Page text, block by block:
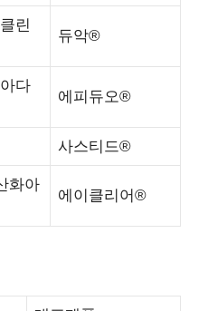
린
듀악®
다
에피듀오®
사스티드®
화아
에이클리어®